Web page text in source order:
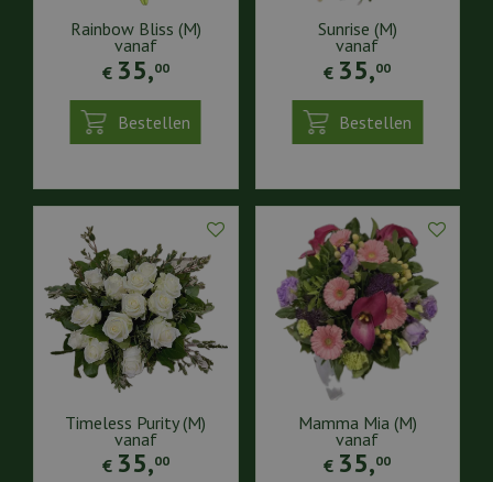
Rainbow Bliss (M)
vanaf
€ 35,00
Bestellen
Sunrise (M)
vanaf
€ 35,00
Bestellen
Timeless Purity (M)
vanaf
€ 35,00
Mamma Mia (M)
vanaf
€ 35,00